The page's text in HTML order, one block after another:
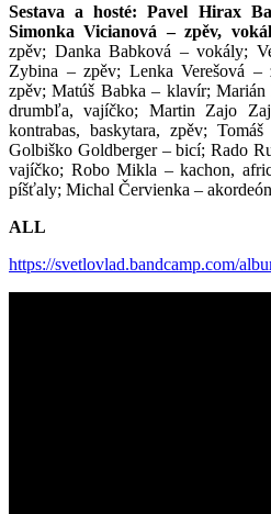
Sestava a hosté: Pavel Hirax
Simonka Vicianová – zpěv,
zpěv; Danka Babková – vokály;
Zybina – zpěv; Lenka Verešová
zpěv; Matúš Babka – klavír;
drumbľa, vajíčko; Martin Zajo
kontrabas, baskytara, zpěv;
Golbiško Goldberger – bicí; Rado
vajíčko; Robo Mikla – kachon,
píšťaly; Michal Červienka – akordeón
ALL
https://svetlovlad.bandcamp.com/